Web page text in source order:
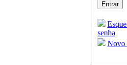
senha
Novo